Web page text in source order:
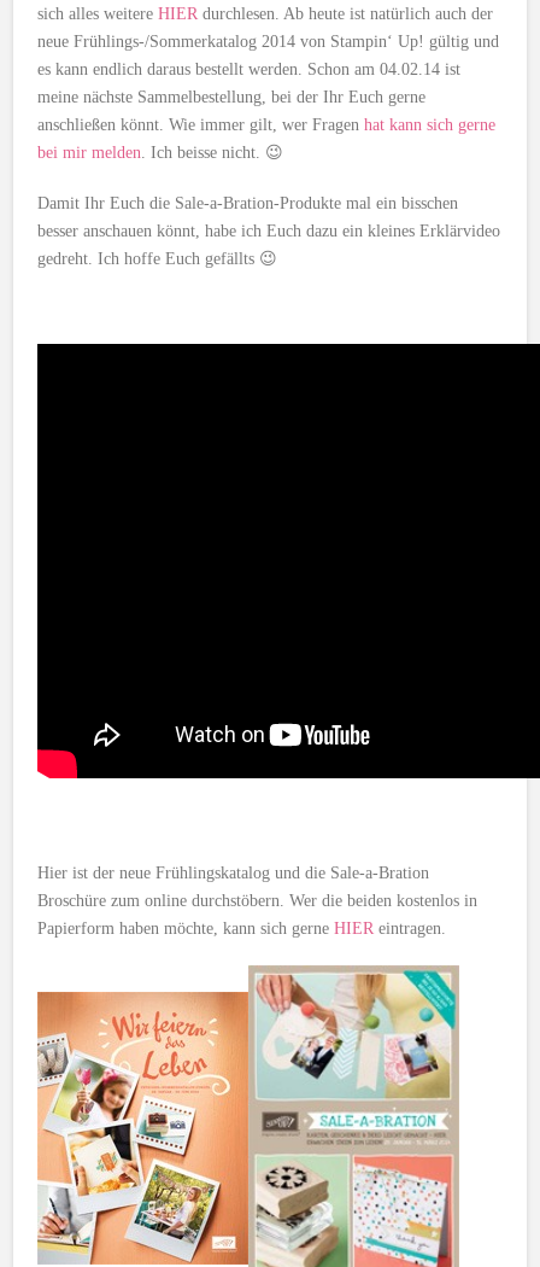
sich alles weitereHIER durchlesen. Ab heute ist natürlich auch der
neue Frühlings-/Sommerkatalog 2014 von Stampin‘ Up! gültig und
es kann endlich daraus bestellt werden. Schon am 04.02.14 ist
meine nächste Sammelbestellung, bei der Ihr Euch gerne
anschließen könnt. Wie immer gilt, wer Fragenhat kann sich gerne
bei mir melden. Ich beisse nicht. 😉
Damit Ihr Euch die Sale-a-Bration-Produkte mal ein bisschen
besser anschauen könnt, habe ich Euch dazu ein kleines Erklärvideo
gedreht. Ich hoffe Euch gefällts 😉
Hier ist der neue Frühlingskatalog und die Sale-a-Bration
Broschüre zum online durchstöbern. Wer die beiden kostenlos in
Papierform haben möchte, kann sich gerneHIER eintragen.